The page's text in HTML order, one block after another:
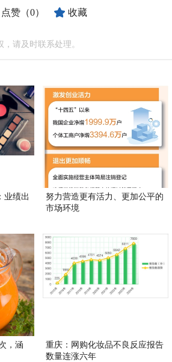
点赞（0） 收藏
请及时联系处理。
业绩出
努力营造更有活力、更加公平的
市场环境
，涵
重庆：网购化妆品不良反应报告
数量连涨六年